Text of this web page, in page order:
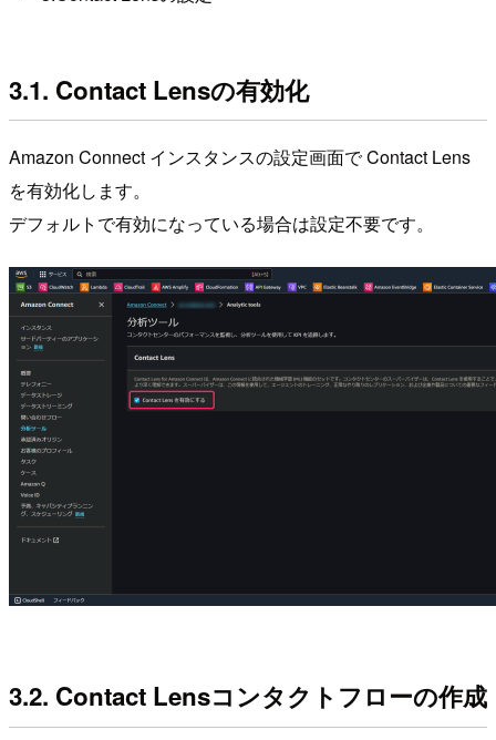
3.1. Contact Lensの有効化
Amazon Connect インスタンスの設定画面で Contact Lens
を有効化します。
デフォルトで有効になっている場合は設定不要です。
3.2. Contact Lensコンタクトフローの作成